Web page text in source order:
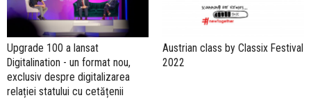
Upgrade 100 a lansat
Digitalination - un format nou,
exclusiv despre digitalizarea
relației statului cu cetățenii
Austrian class by Classix Festival
2022